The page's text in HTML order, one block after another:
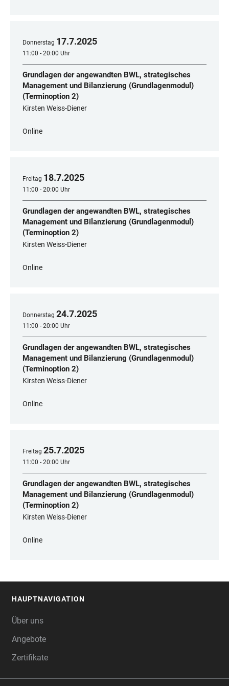
Donnerstag 17.7.2025
11:00 - 20:00 Uhr
Grundlagen der angewandten BWL, strategisches
Management und Bilanzierung (Grundlagenmodul)
(Terminoption 2)
Kirsten Weiss-Diener
Online
Freitag 18.7.2025
11:00 - 20:00 Uhr
Grundlagen der angewandten BWL, strategisches
Management und Bilanzierung (Grundlagenmodul)
(Terminoption 2)
Kirsten Weiss-Diener
Online
Donnerstag 24.7.2025
11:00 - 20:00 Uhr
Grundlagen der angewandten BWL, strategisches
Management und Bilanzierung (Grundlagenmodul)
(Terminoption 2)
Kirsten Weiss-Diener
Online
Freitag 25.7.2025
11:00 - 20:00 Uhr
Grundlagen der angewandten BWL, strategisches
Management und Bilanzierung (Grundlagenmodul)
(Terminoption 2)
Kirsten Weiss-Diener
Online
HAUPTNAVIGATION
Über uns
Angebote
Zertifikate